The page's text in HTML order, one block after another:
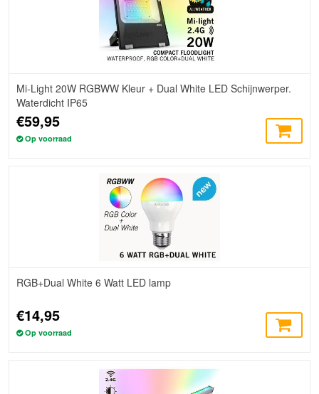
Mi-Light 20W RGBWW Kleur + Dual White LED Schijnwerper.
Waterdicht IP65
€59,95
Op voorraad
RGB+Dual White 6 Watt LED lamp
€14,95
Op voorraad